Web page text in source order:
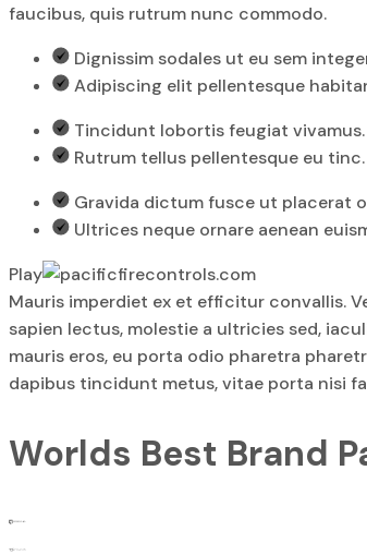
faucibus, quis rutrum nunc commodo.
Dignissim sodales ut eu sem
Adipiscing elit pellentesque
Tincidunt lobortis feugiat vivamus.
Rutrum tellus pellentesque eu tinc.
Gravida dictum fusce ut placerat
Ultrices neque ornare aenean
Play
Mauris imperdiet ex et efficitur convallis.
sapien lectus, molestie a ultricies sed,
mauris eros, eu porta odio pharetra
dapibus tincidunt metus, vitae porta nisi
Worlds Best Brand